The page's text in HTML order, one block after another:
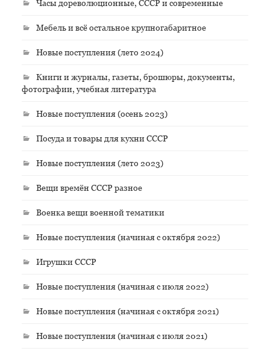
Часы дореволюционные, СССР и современные
Мебель и всё остальное крупногабаритное
Новые поступления (лето 2024)
Книги и журналы, газеты, брошюры, документы,
фотографии, учебная литература
Новые поступления (осень 2023)
Посуда и товары для кухни СССР
Новые поступления (лето 2023)
Вещи времён СССР разное
Военка вещи военной тематики
Новые поступления (начиная с октября 2022)
Игрушки СССР
Новые поступления (начиная с июля 2022)
Новые поступления (начиная с октября 2021)
Новые поступления (начиная с июля 2021)